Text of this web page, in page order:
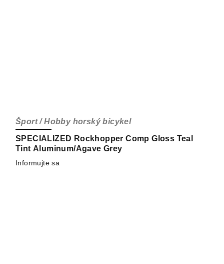
SPECIALIZED Rockhopper Comp Gloss Teal
Tint Aluminum/Agave Grey
Šport / Hobby horský bicykel
Informujte sa